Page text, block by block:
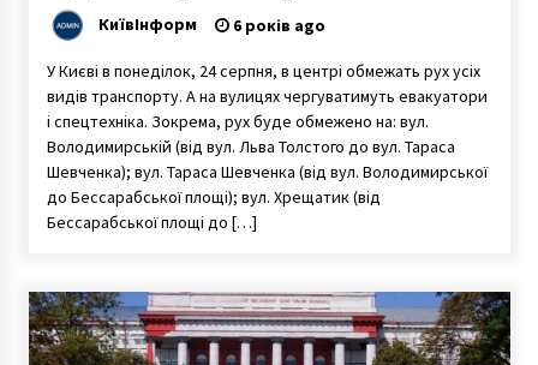
КиївІнформ 6 років ago
У Києві в понеділок, 24 серпня, в центрі обмежать рух усіх
видів транспорту. А на вулицях чергуватимуть евакуатори
і спецтехніка. Зокрема, рух буде обмежено на: вул.
Володимирській (від вул. Льва Толстого до вул. Тараса
Шевченка); вул. Тараса Шевченка (від вул. Володимирської
до Бессарабської площі); вул. Хрещатик (від
Бессарабської площі до […]